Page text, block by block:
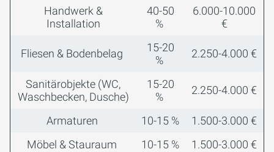
Handwerk &
Installation
40-50
%
6.000-10.000
€
Fliesen & Bodenbelag
15-20
%
2.250-4.000 €
Sanitärobjekte (WC,
Waschbecken, Dusche)
15-20
%
2.250-4.000 €
Armaturen 10-15 %
1.500-3.000 €
Möbel & Stauraum
10-15 %
1.500-3.000 €